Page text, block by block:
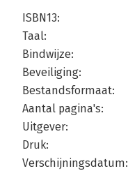
ISBN13:
Taal:
Bindwijze:
Beveiliging:
Bestandsformaat:
Aantal pagina's:
Uitgever:
Druk:
Verschijningsdatum: